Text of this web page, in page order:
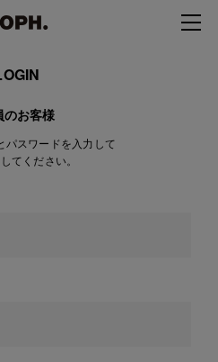
のお客様
パスワードを入力して
てください。